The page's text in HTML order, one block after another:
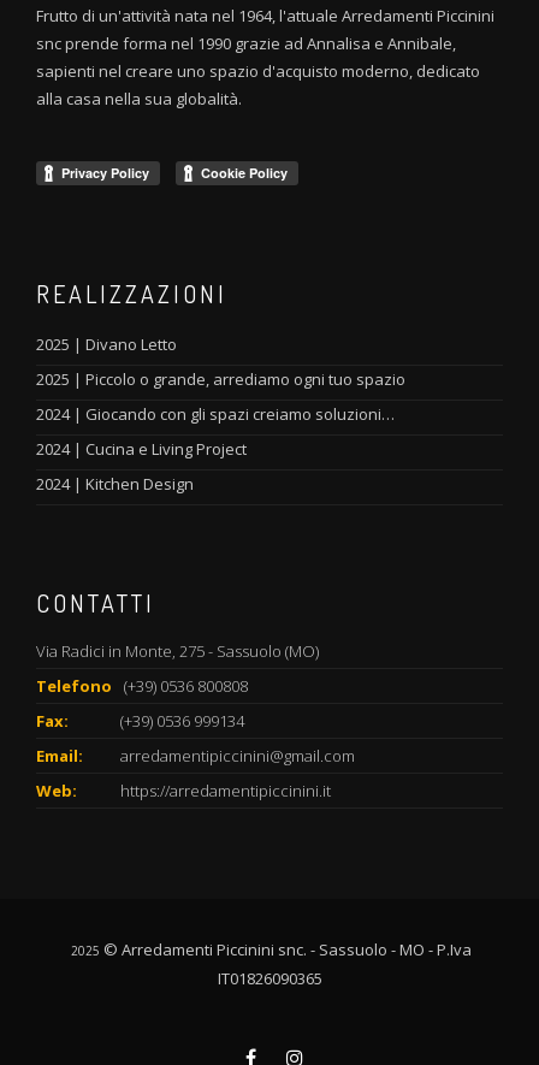
Frutto di un'attività nata nel 1964, l'attuale Arredamenti Piccinini
snc prende forma nel 1990 grazie ad Annalisa e Annibale,
sapienti nel creare uno spazio d'acquisto moderno, dedicato
alla casa nella sua globalità.
REALIZZAZIONI
2025 | Divano Letto
2025 | Piccolo o grande, arrediamo ogni tuo spazio
2024 | Giocando con gli spazi creiamo soluzioni…
2024 | Cucina e Living Project
2024 | Kitchen Design
CONTATTI
Via Radici in Monte, 275 - Sassuolo (MO)
Telefono
(+39) 0536 800808
Fax:
(+39) 0536 999134
Email:
arredamentipiccinini@gmail.com
Web:
https://arredamentipiccinini.it
2025 © Arredamenti Piccinini snc. - Sassuolo - MO - P.Iva
IT01826090365